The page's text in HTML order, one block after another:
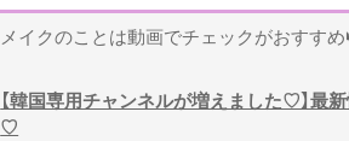
メイクのことは動画でチェックがおすすめ
【韓国専用チャンネルが増えました♡】最
♡